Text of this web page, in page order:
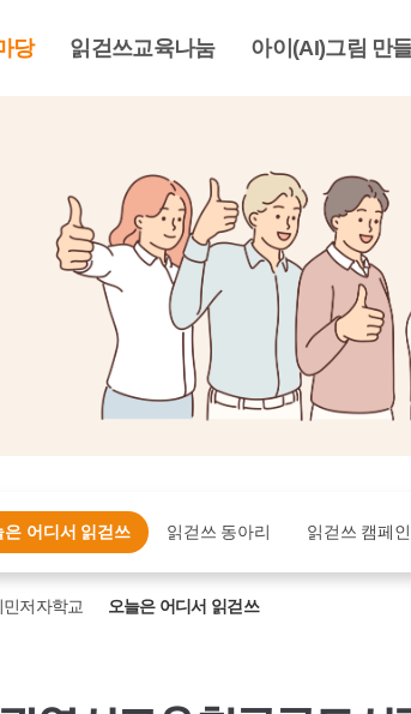
당 읽걷쓰교육나눔 아이(AI)그림 만들
은 어디서 읽걷쓰 읽걷쓰 동아리 읽걷쓰 캠페인
민저자학교 오늘은 어디서 읽걷쓰